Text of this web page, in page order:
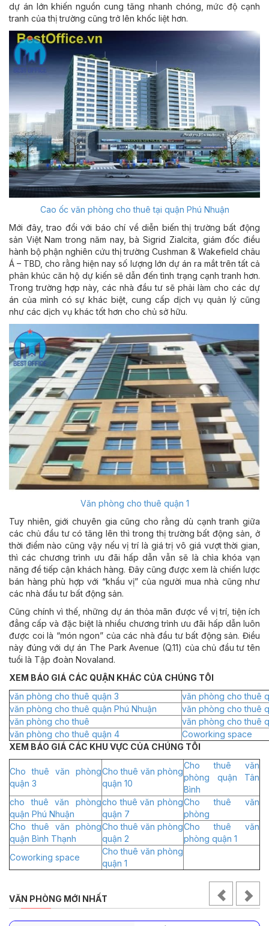
dự án lớn khiến nguồn cung tăng nhanh chóng, mức độ cạnh
tranh của thị trường cũng trở lên khốc liệt hơn.
Cao ốc văn phòng cho thuê tại quận Phú Nhuận
Mới đây, trao đổi với báo chí về diễn biến thị trường bất động
sản Việt Nam trong năm nay, bà Sigrid Zialcita, giám đốc điều
hành bộ phận nghiên cứu thị trường Cushman & Wakefield châu
Á – TBD, cho rằng hiện nay số lượng lớn dự án ra mắt trên tất cả
phân khúc căn hộ dự kiến sẽ dẫn đến tình trạng cạnh tranh hơn.
Trong trường hợp này, các nhà đầu tư sẽ phải làm cho các dự
án của mình có sự khác biệt, cung cấp dịch vụ quản lý cũng
như các dịch vụ khác tốt hơn cho chủ sở hữu.
Văn phòng cho thuê quận 1
Tuy nhiên, giới chuyên gia cũng cho rằng dù cạnh tranh giữa
các chủ đầu tư có tăng lên thì trong thị trường bất động sản, ở
thời điểm nào cũng vậy nếu vị trí là giá trị vô giá vượt thời gian,
thì các chương trình ưu đãi hấp dẫn vẫn sẽ là chìa khóa vạn
năng để tiếp cận khách hàng. Đây cũng được xem là chiến lược
bán hàng phù hợp với “khẩu vị” của người mua nhà cũng như
các nhà đầu tư bất động sản.
Cũng chính vì thế, những dự án thỏa mãn được về vị trí, tiện ích
đẳng cấp và đặc biệt là nhiều chương trình ưu đãi hấp dẫn luôn
được coi là “món ngon” của các nhà đầu tư bất động sản. Điều
này đúng với dự án The Park Avenue (Q.11) của chủ đầu tư tên
tuổi là Tập đoàn Novaland.
XEM BÁO GIÁ CÁC QUẬN KHÁC CỦA CHÚNG TÔI
văn phòng cho thuê quận 3
văn phòng cho thuê
văn phòng cho thuê quận Phú Nhuận
văn phòng cho thuê
văn phòng cho thuê
văn phòng cho thuê
văn phòng cho thuê quận 4
Coworking space
XEM BÁO GIÁ CÁC KHU VỰC CỦA CHÚNG TÔI
Cho thuê văn phòng
quận 3
Cho thuê văn phòng
quận 10
Cho thuê văn
phòng quận Tân
Bình
cho thuê văn phòng
quận Phú Nhuận
cho thuê văn phòng
quận 7
Cho thuê văn
phòng
Cho thuê văn phòng
quận Bình Thạnh
Cho thuê văn phòng
quận 2
Cho thuê văn
phòng quận 1
Coworking space
Cho thuê văn phòng
quận 1
VĂN PHÒNG MỚI NHẤT